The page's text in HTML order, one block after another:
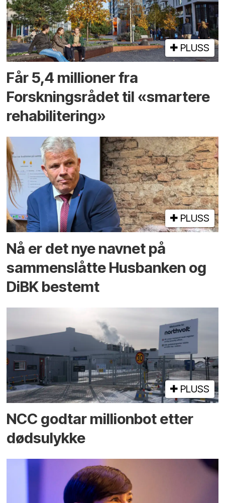
PLUSS
Får 5,4 millioner fra
Forskningsrådet til «smartere
rehabilitering»
PLUSS
Nå er det nye navnet på
sammenslåtte Husbanken og
DiBK bestemt
PLUSS
NCC godtar millionbot etter
dødsulykke